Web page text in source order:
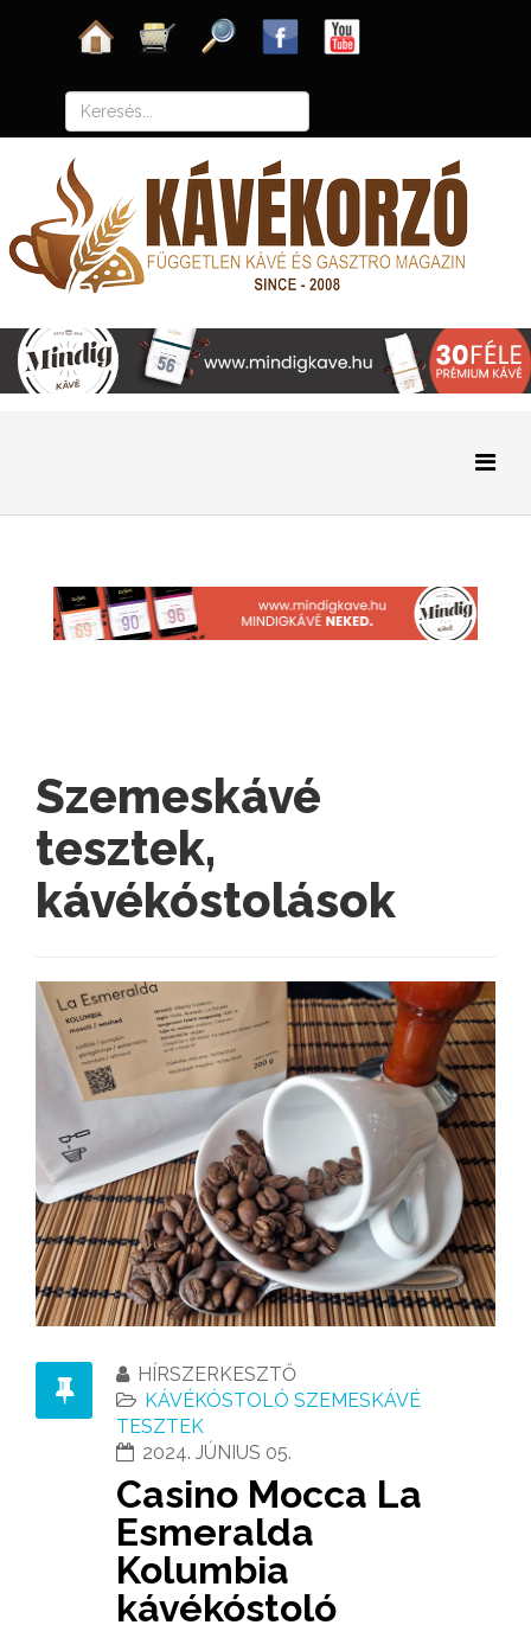
Szemeskávé
tesztek,
kávékóstolások
HÍRSZERKESZTŐ
KÁVÉKÓSTOLÓ SZEMESKÁVÉ
TESZTEK
2024. JÚNIUS 05.
Casino Mocca La
Esmeralda
Kolumbia
kávékóstoló